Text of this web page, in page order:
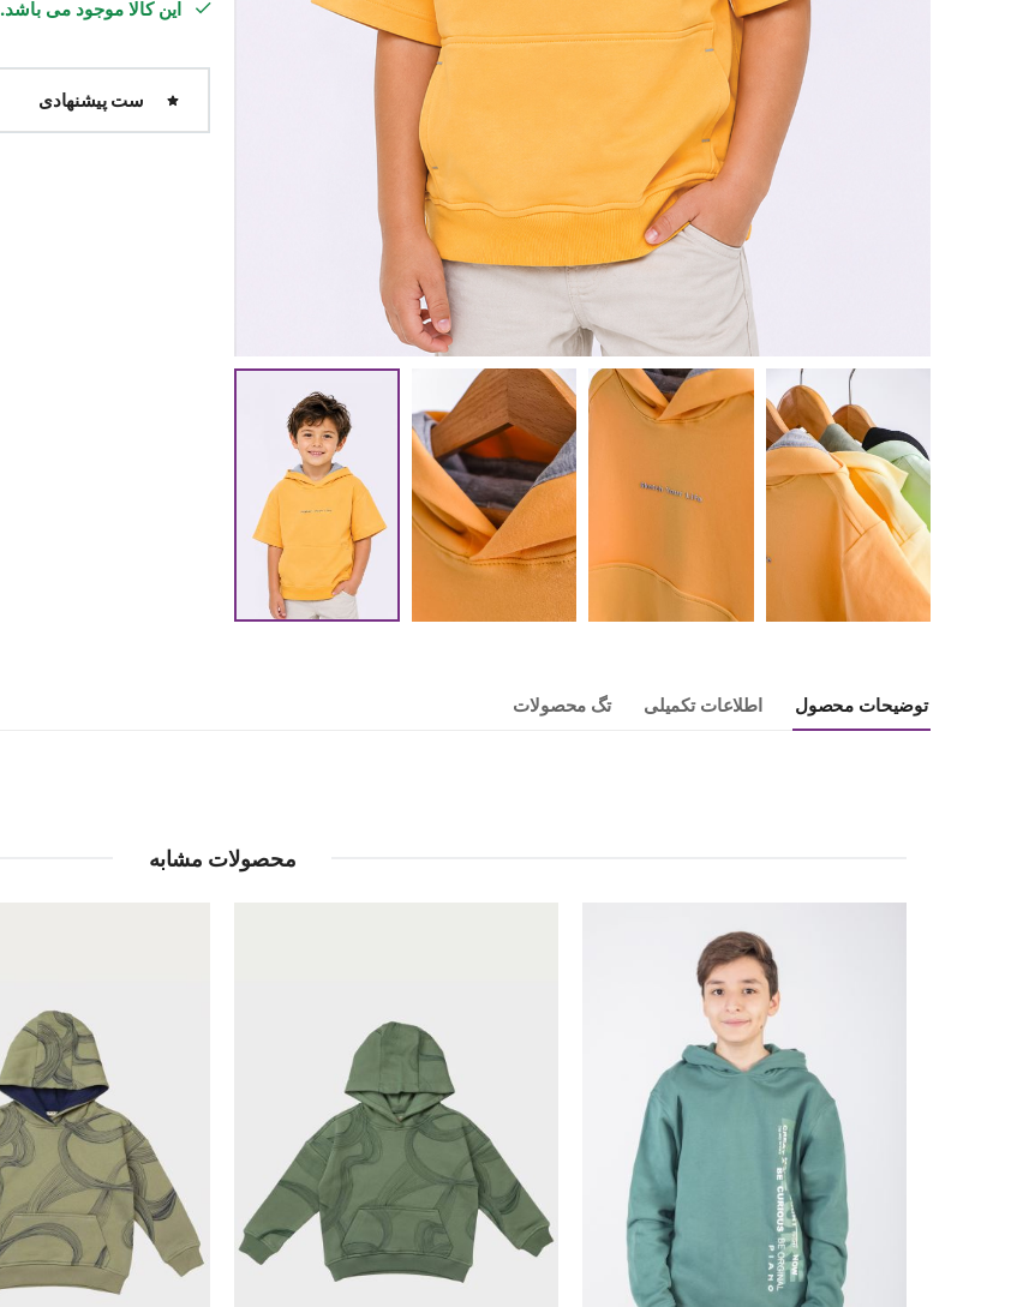
این کالا موجود می باشد.
ست پیشنهادی
توضیحات محصول اطلاعات تکمیلی تگ محصولات
محصولات مشابه